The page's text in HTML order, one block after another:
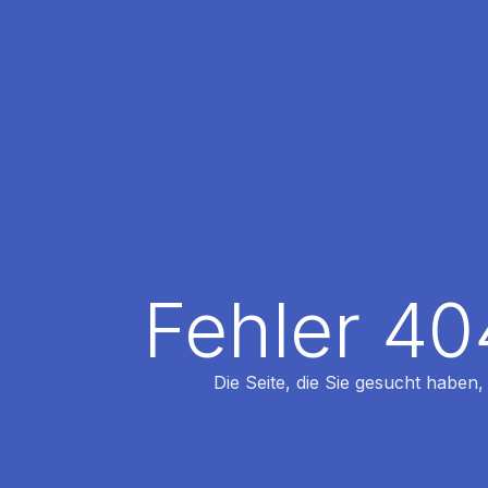
Fehler
Die Seite, die Sie gesucht